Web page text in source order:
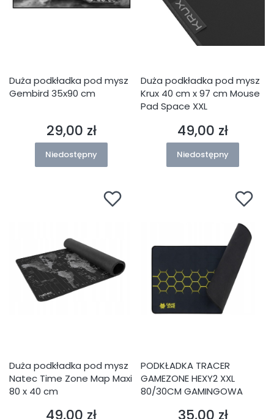
Duża podkładka pod mysz
Gembird 35x90 cm
Cena
29,00 zł
Niedostępny
Duża podkładka pod mysz
Krux 40 cm x 97 cm Mouse
Pad Space XXL
Cena
49,00 zł
Niedostępny
Duża podkładka pod mysz
Natec Time Zone Map Maxi
80 x 40 cm
Cena
PODKŁADKA TRACER
GAMEZONE HEXY2 XXL
80/30CM GAMINGOWA
Cena